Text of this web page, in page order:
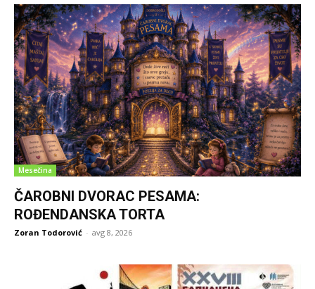
Mesečina
ČAROBNI DVORAC PESAMA:
ROĐENDANSKA TORTA
Zoran Todorović - avg 8, 2026